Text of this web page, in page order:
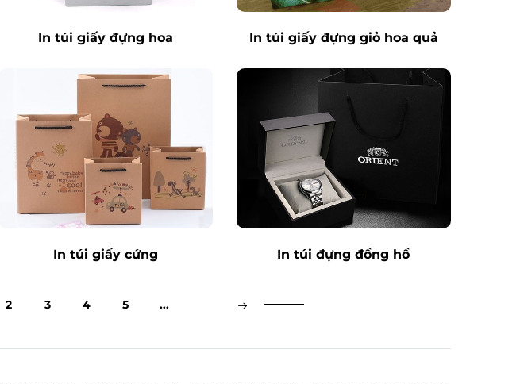
In túi giấy đựng hoa In túi giấy đựng giỏ hoa quả
In túi giấy cứng In túi đựng đồng hồ
2 3 4 5 ...